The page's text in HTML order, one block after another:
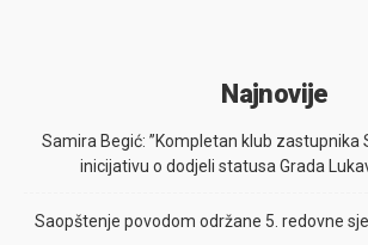
Najnovije
Samira Begić: ”Kompletan klub zastupnika
inicijativu o dodjeli statusa Grada
Saopštenje povodom održane 5. redovne